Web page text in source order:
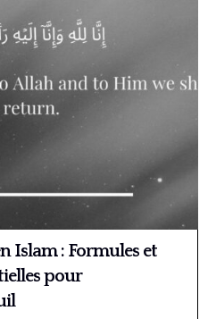
Islam : Formules et
pour